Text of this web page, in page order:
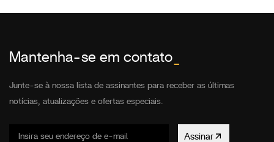
Mantenha-se em contato
Junte-se à nossa lista de assinantes para receber as últimas
notícias, atualizações e ofertas especiais.
Assinar